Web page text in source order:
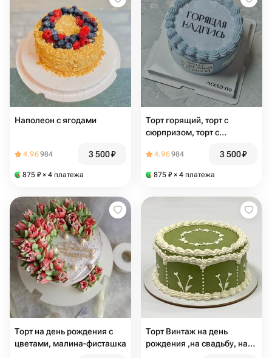
Наполеон с ягодами
4.96984 3 500₽
875 ₽ × 4 платежа
Торт горящий, торт с
сюрпризом, торт с
4.96984 3 500₽
875 ₽ × 4 платежа
Торт на день рождения с
цветами, малина-фисташка
Торт Винтаж на день
рождения ,на свадьбу, на